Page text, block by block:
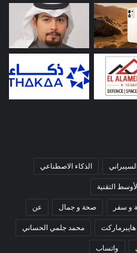
الذكاء الاصطناعي
التقنية
و سفر صحة و جمال عن
هايبرماركت محمد جلمي الحساني
واتساب